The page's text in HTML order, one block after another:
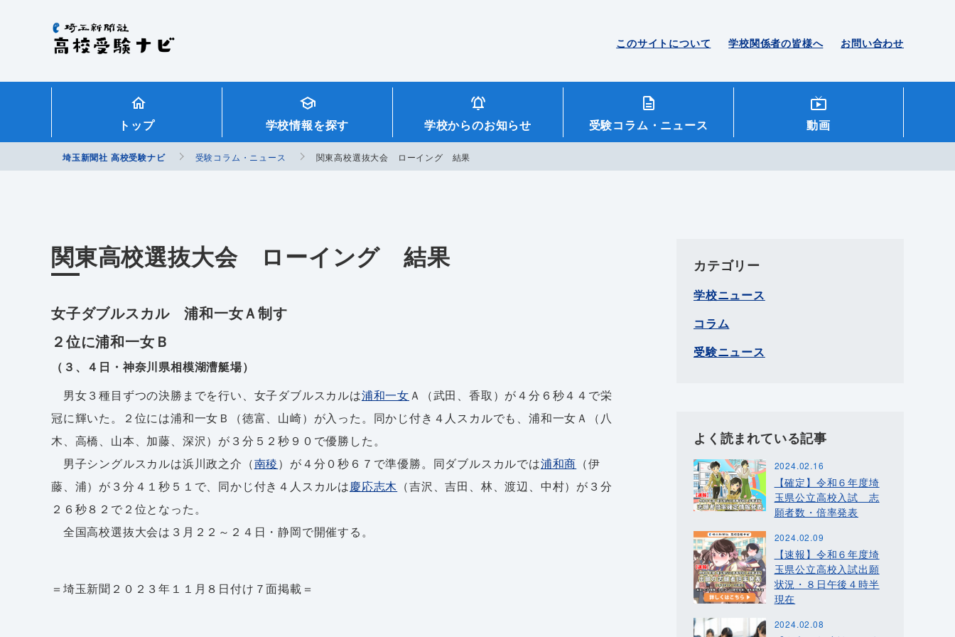
このサイトについて 学校関係者の皆様へ お問い合わせ
トップ 学校情報を探す 学校からのお知らせ 受験コラム ・ニュース 動画
埼玉新聞社 高校受験ナビ 受験コラム・ニュース 関東高校選抜大会 ローイング 結果
関東高校選抜大会 ローイング 結果
女子ダブルスカル 浦和一女Ａ制す
２位に浦和一女Ｂ
（３、４日・神奈川県相模湖漕艇場）
男女３種目ずつの決勝までを行い、女子ダブルスカルは浦和一女Ａ（武田、香取）が４分６秒４４で栄
冠に輝いた。２位には浦和一女Ｂ（徳富、山崎）が入った。同かじ付き４人スカルでも、浦和一女Ａ（八
木、高橋、山本、加藤、深沢）が３分５２秒９０で優勝した。
男子シングルスカルは浜川政之介（南稜）が４分０秒６７で準優勝。同ダブルスカルでは浦和商 （伊
藤、浦）が３分４１秒５１で、同かじ付き４人スカルは慶応志木 （吉沢、吉田、林、渡辺、中村）が３分
２６秒８２で２位となった。
全国高校選抜大会は３月２２～２４日・静岡で開催する。
＝埼玉新聞２０２３年１１月８日付け７面掲載＝
カテゴリー
学校ニュース
コラム
受験ニュース
よく読まれている記事
2024.02.16
【確定】令和６年度埼
玉県公立高校入試 志
願者数・倍率発表
2024.02.09
【速報】令和６年度埼
玉県公立高校入試出願
状況・８日午後４時半
現在
2024.02.08